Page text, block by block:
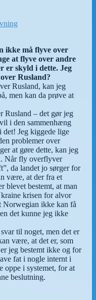
ikke må flyve over
at flyve over andre
er skyld i dette. Jeg
Rusland?
Rusland, kan jeg
men kan da prøve at
Rusland – det gør jeg
i den sammenhæng
Jeg kiggede lige
problemer over
at gøre dette, kan jeg
Når fly overflyver
da landet jo sørger for
være, at der fra et
blevet bestemt, at man
krisen for alvor
Norwegian ikke kan få
det kunne jeg ikke
til noget, men det er
være, at det er, som
jeg bestemt ikke og for
fat i nogle internt i
oppe i systemet, for at
beslutning.